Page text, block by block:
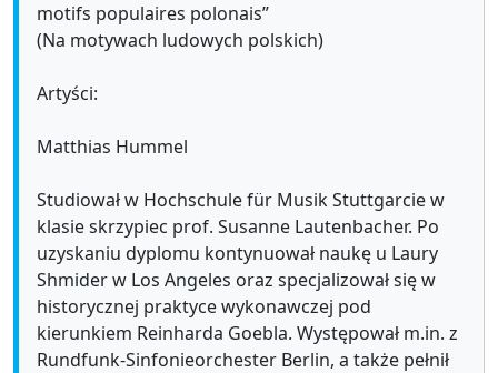
motifs populaires polonais”
(Na motywach ludowych polskich)
Artyści:
Matthias Hummel
Studiował w Hochschule für Musik Stuttgarcie w
klasie skrzypiec prof. Susanne Lautenbacher. Po
uzyskaniu dyplomu kontynuował naukę u Laury
Shmider w Los Angeles oraz specjalizował się w
historycznej praktyce wykonawczej pod
kierunkiem Reinharda Goebla. Występował m.in. z
Rundfunk-Sinfonieorchester Berlin, a także pełnił